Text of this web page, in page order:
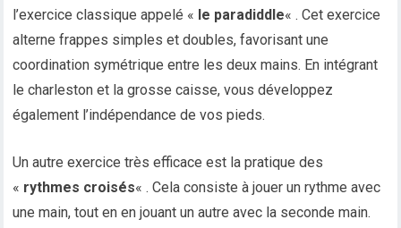
l’exercice classique appelé « le paradiddle« . Cet exercice
alterne frappes simples et doubles, favorisant une
coordination symétrique entre les deux mains. En intégrant
le charleston et la grosse caisse, vous développez
également l’indépendance de vos pieds.
Un autre exercice très efficace est la pratique des
« rythmes croisés« . Cela consiste à jouer un rythme avec
une main, tout en en jouant un autre avec la seconde main.